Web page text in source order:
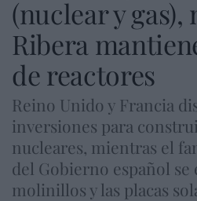
(nuclear y
Ribera
de reactores
Reino Unido y Francia
inversiones para
nucleares, mientras el
del Gobierno español se
molinillos y las placas